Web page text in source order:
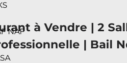
NAF
à Vendre | 2
| Bail